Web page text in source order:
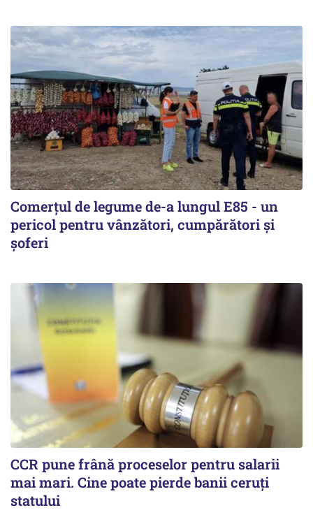
Comerțul de legume de-a lungul E85 - un
pericol pentru vânzători, cumpărători și
șoferi
CCR pune frână proceselor pentru salarii
mai mari. Cine poate pierde banii ceruți
statului